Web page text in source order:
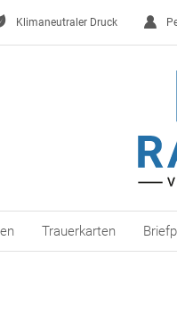
Klimaneutraler Druck
Trauerkarten